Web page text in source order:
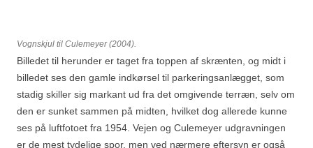
Vognskjul til Culemeyer (2004).
Billedet til herunder er taget fra toppen af skrænten, og midt i
billedet ses den gamle indkørsel til parkeringsanlægget, som
stadig skiller sig markant ud fra det omgivende terræn, selv om
den er sunket sammen på midten, hvilket dog allerede kunne
ses på luftfotoet fra 1954. Vejen og Culemeyer udgravningen
er de mest tydelige spor, men ved nærmere eftersyn er også